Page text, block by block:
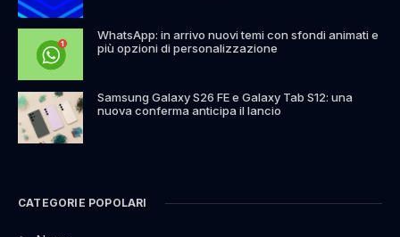
WhatsApp: in arrivo nuovi temi con sfondi animati e
più opzioni di personalizzazione
Samsung Galaxy S26 FE e Galaxy Tab S12: una
nuova conferma anticipa il lancio
CATEGORIE POPOLARI